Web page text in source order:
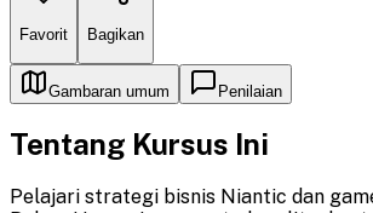
Favorit Bagikan
Gambaran umum Penilaian
Tentang Kursus Ini
Pelajari strategi bisnis Niantic dan